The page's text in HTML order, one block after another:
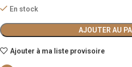
En stock
AJOUTER AU
Ajouter à ma liste provisoire